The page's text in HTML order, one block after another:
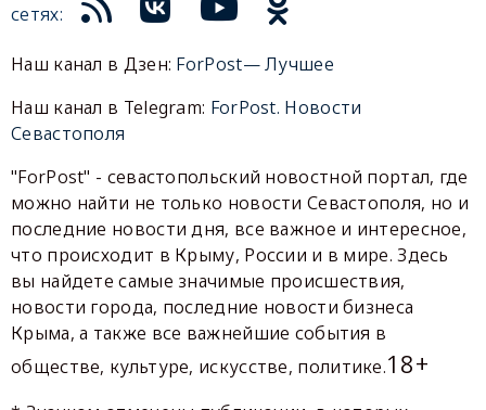
сетях:
Наш канал в Дзен: ForPost— Лучшее
Наш канал в Telegram: ForPost. Новости
Севастополя
"ForPost" - севастопольский новостной портал, где
можно найти не только новости Севастополя, но и
последние новости дня, все важное и интересное,
что происходит в Крыму, России и в мире. Здесь
вы найдете самые значимые происшествия,
новости города, последние новости бизнеса
Крыма, а также все важнейшие события в
обществе, культуре, искусстве, политике.18+